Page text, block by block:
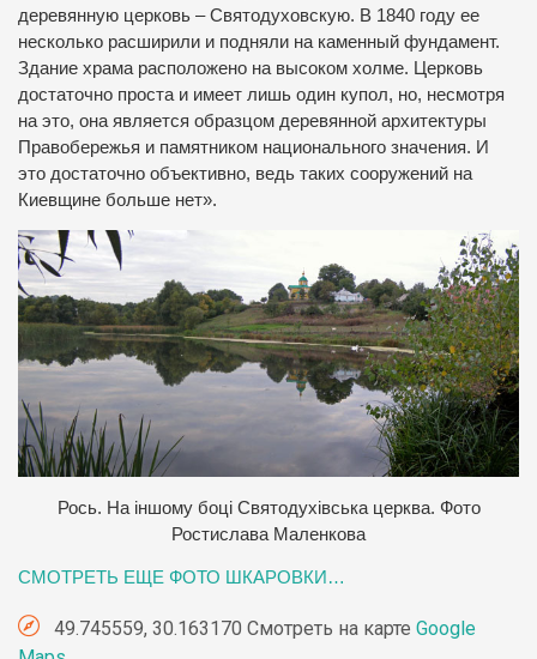
деревянную церковь – Святодуховскую. В 1840 году ее
несколько расширили и подняли на каменный фундамент.
Здание храма расположено на высоком холме. Церковь
достаточно проста и имеет лишь один купол, но, несмотря
на это, она является образцом деревянной архитектуры
Правобережья и памятником национального значения. И
это достаточно объективно, ведь таких сооружений на
Киевщине больше нет».
Рось. На іншому боці Святодухівська церква. Фото
Ростислава Маленкова
СМОТРЕТЬ ЕЩЕ ФОТО ШКАРОВКИ…
49.745559, 30.163170 Смотреть на карте Google